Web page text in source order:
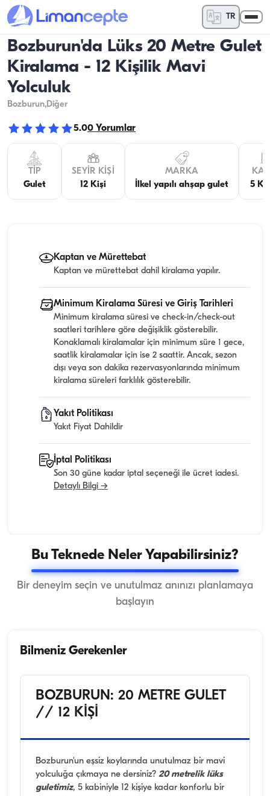
TR
Bozburun'da Lüks 20 Metre Gulet
Kiralama - 12 Kişilik Mavi
Yolculuk
Bozburun,Diğer
5.00 Yorumlar
TIP
Gulet
SEYIR KIŞI
12 Kişi
MARKA
İlkel yapılı ahşap gulet
5
Kaptan ve Mürettebat
Kaptan ve mürettebat dahil kiralama yapılır.
Minimum Kiralama Süresi ve Giriş Tarihleri
Minimum kiralama süresi ve check-in/check-out
saatleri tarihlere göre değişiklik gösterebilir.
Konaklamalı kiralamalar için minimum süre 1 gece,
saatlik kiralamalar için ise 2 saattir. Ancak, sezon
dışı veya son dakika rezervasyonlarında minimum
kiralama süreleri farklılık gösterebilir.
Yakıt Politikası
Yakıt Fiyat Dahildir
İptal Politikası
Son 30 güne kadar iptal seçeneği ile ücret iadesi.
Detaylı Bilgi →
Bu Teknede Neler Yapabilirsiniz?
Bir deneyim seçin ve unutulmaz anınızı planlamaya
başlayın
Bilmeniz Gerekenler
BOZBURUN: 20 METRE GULET
// 12 KİŞİ
Bozburun'un eşsiz koylarında unutulmaz bir mavi
yolculuğa çıkmaya ne dersiniz? 20 metrelik lüks
guletimiz, 5 kabiniyle 12 kişiye kadar konforlu bir